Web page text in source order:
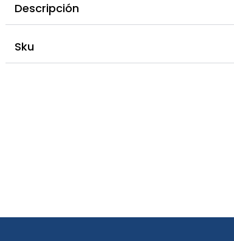
Descripción
Sku